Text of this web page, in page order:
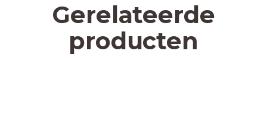
Gerelateerde
producten